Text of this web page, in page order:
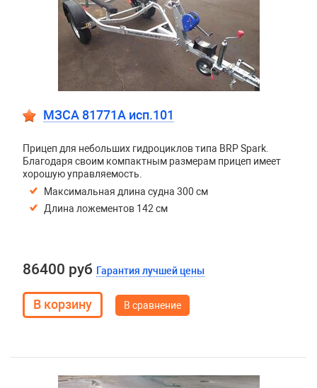
МЗСА 81771A исп.101
Прицеп для небольших гидроциклов типа BRP Spark.
Благодаря своим компактным размерам прицеп имеет
хорошую управляемость.
Максимальная длина судна 300 см
Длина ложементов 142 см
86400 руб Гарантия лучшей цены
В сравнение